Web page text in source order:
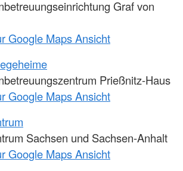
Graf von
Google Maps Ansicht
Prießnitz-Haus
Google Maps Ansicht
Sachsen und Sachsen-Anhalt
Google Maps Ansicht